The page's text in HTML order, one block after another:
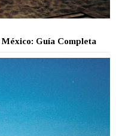
Guía Completa